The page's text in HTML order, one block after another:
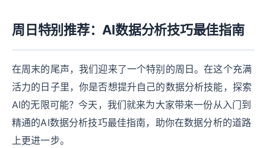
周日特别推荐：AI数据分析技巧最佳指南
在周末的尾声，我们迎来了一个特别的周日。在这个充满
活力的日子里，你是否想提升自己的数据分析技能，探索
AI的无限可能？今天，我们就来为大家带来一份从入门到
精通的AI数据分析技巧最佳指南，助你在数据分析的道路
上更进一步。